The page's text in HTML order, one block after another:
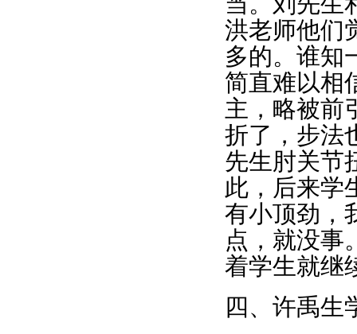
洪老师他们
多的。谁知
简直难以相
主，略被前
折了，步法
先生肘关节
此，后来学
有小顶劲，
点，就没事
着学生就继
四、许禹生